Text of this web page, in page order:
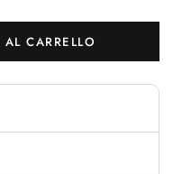
CARRELLO